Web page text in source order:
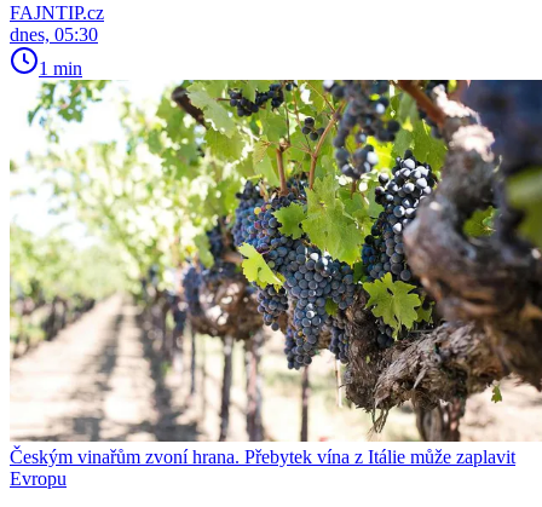
FAJNTIP.cz
dnes, 05:30
1 min
Českým vinařům zvoní hrana. Přebytek vína z Itálie může zaplavit
Evropu